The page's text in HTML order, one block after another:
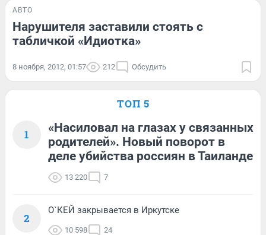
АВТО
Нарушителя заставили стоять с
табличкой «Идиотка»
8 ноября, 2012, 01:57 212 Обсудить
ТОП 5
1
«Насиловал на глазах у связанных
родителей». Новый поворот в
деле убийства россиян в Таиланде
13 220 7
2
О`КЕЙ закрывается в Иркутске
10 598 24